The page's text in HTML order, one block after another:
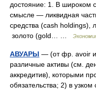
достояние: 1. В широком
смысле — ликвидная
средствa (cash holdings),
золото (gold… …
АВУАРЫ — (от фр. avoir
различные активы (см.
аккредитив), которыми
обязательства; 2) в